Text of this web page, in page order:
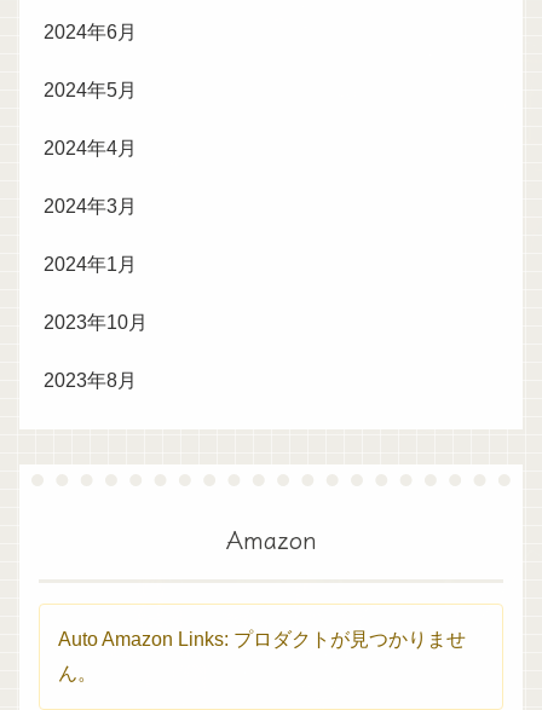
2024年6月
2024年5月
2024年4月
2024年3月
2024年1月
2023年10月
2023年8月
Amazon
Auto Amazon Links: プロダクトが見つかりませ
ん。